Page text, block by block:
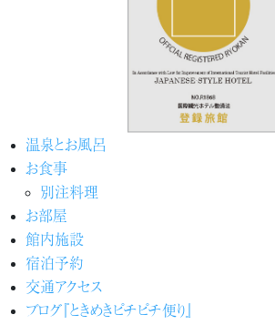
温泉とお風呂
お食事
別注料理
お部屋
館内施設
宿泊予約
交通アクセス
ブログ『ときめきピチピチ便り』